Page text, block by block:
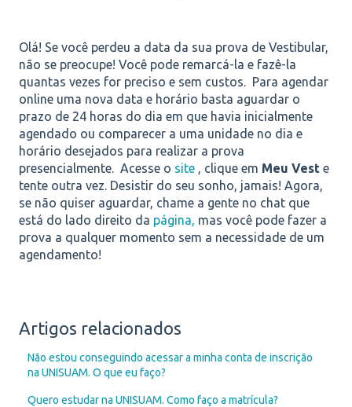
Olá! Se você perdeu a data da sua prova de Vestibular,
não se preocupe! Você pode remarcá-la e fazê-la
quantas vezes for preciso e sem custos. Para agendar
online uma nova data e horário basta aguardar o
prazo de 24 horas do dia em que havia inicialmente
agendado ou comparecer a uma unidade no dia e
horário desejados para realizar a prova
presencialmente. Acesse o site , clique em Meu Vest e
tente outra vez. Desistir do seu sonho, jamais! Agora,
se não quiser aguardar, chame a gente no chat que
está do lado direito da página, mas você pode fazer a
prova a qualquer momento sem a necessidade de um
agendamento!
Artigos relacionados
Não estou conseguindo acessar a minha conta de inscrição
na UNISUAM. O que eu faço?
Quero estudar na UNISUAM. Como faço a matrícula?